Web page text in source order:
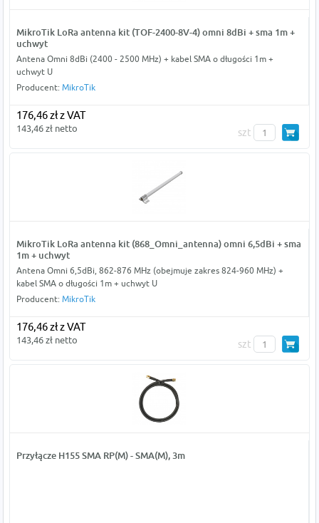
MikroTik LoRa antenna kit (TOF-2400-8V-4) omni 8dBi + sma 1m +
uchwyt
Antena Omni 8dBi (2400 - 2500 MHz) + kabel SMA o długości 1m +
uchwyt U
Producent: MikroTik
176,46 zł z VAT
143,46 zł netto szt
MikroTik LoRa antenna kit (868_Omni_antenna) omni 6,5dBi + sma
1m + uchwyt
Antena Omni 6,5dBi, 862-876 MHz (obejmuje zakres 824-960 MHz) +
kabel SMA o długości 1m + uchwyt U
Producent: MikroTik
176,46 zł z VAT
143,46 zł netto szt
Przyłącze H155 SMA RP(M) - SMA(M), 3m